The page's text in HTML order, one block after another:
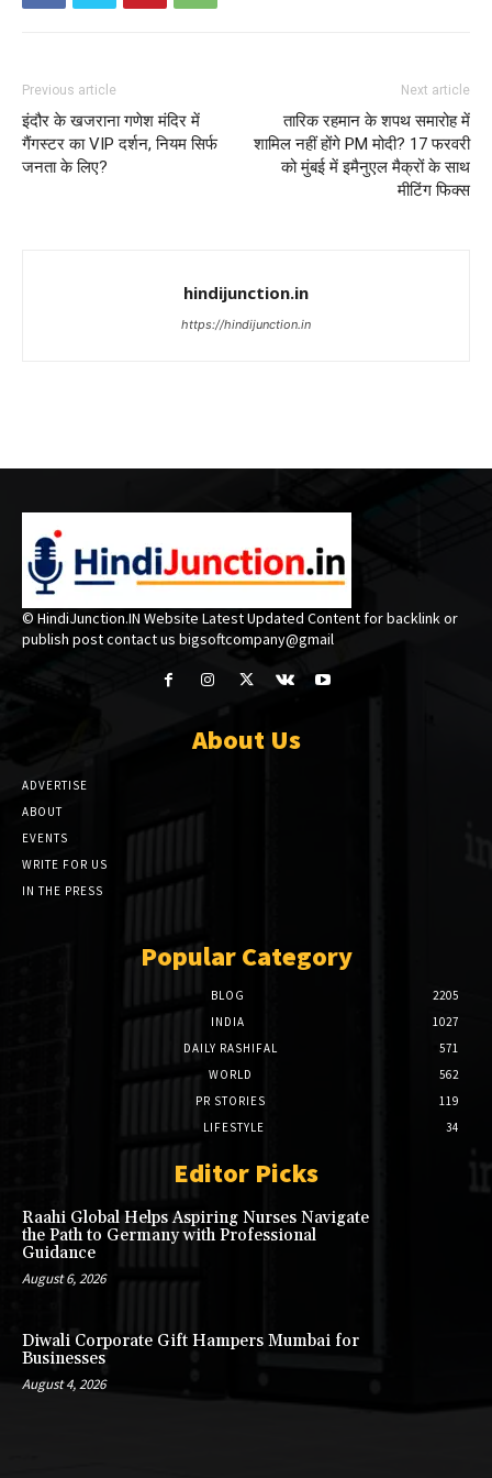
Previous article
इंदौर के खजराना गणेश मंदिर में
गैंगस्टर का VIP दर्शन, नियम सिर्फ
जनता के लिए?
Next article
तारिक रहमान के शपथ समारोह में
शामिल नहीं होंगे PM मोदी? 17 फरवरी
को मुंबई में इमैनुएल मैक्रों के साथ
मीटिंग फिक्स
hindijunction.in
https://hindijunction.in
© HindiJunction.IN Website Latest Updated Content for backlink or
publish post contact us bigsoftcompany@gmail
About Us
ADVERTISE
ABOUT
EVENTS
WRITE FOR US
IN THE PRESS
Popular Category
BLOG
2205
INDIA
1027
DAILY RASHIFAL
571
WORLD
562
PR STORIES
119
LIFESTYLE
34
Editor Picks
Raahi Global Helps Aspiring Nurses Navigate
the Path to Germany with Professional
Guidance
August 6, 2026
Diwali Corporate Gift Hampers Mumbai for
Businesses
August 4, 2026